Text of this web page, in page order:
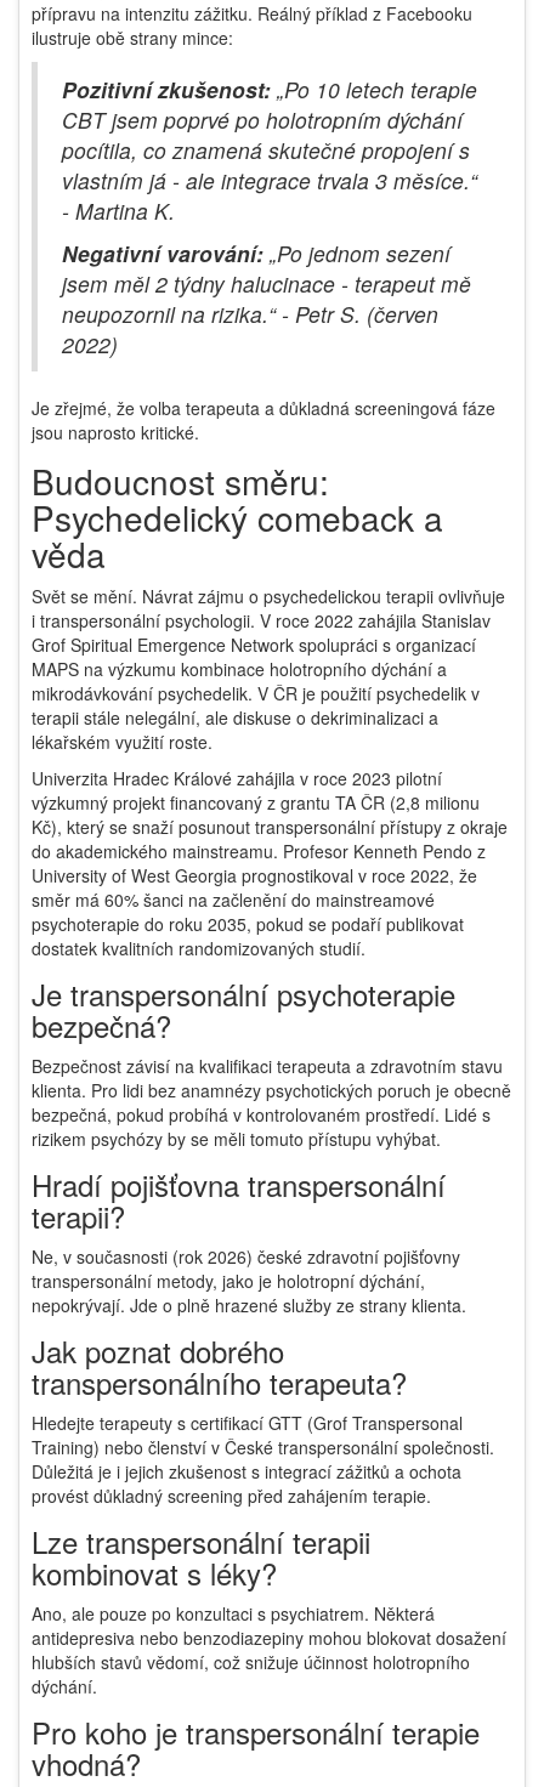
přípravu na intenzitu zážitku. Reálný příklad z Facebooku
ilustruje obě strany mince:
Pozitivní zkušenost: „Po 10 letech terapie
CBT jsem poprvé po holotropním dýchání
pocítila, co znamená skutečné propojení s
vlastním já - ale integrace trvala 3 měsíce.“
- Martina K.
Negativní varování: „Po jednom sezení
jsem měl 2 týdny halucinace - terapeut mě
neupozornil na rizika.“ - Petr S. (červen
2022)
Je zřejmé, že volba terapeuta a důkladná screeningová fáze
jsou naprosto kritické.
Budoucnost směru:
Psychedelický comeback a
věda
Svět se mění. Návrat zájmu o psychedelickou terapii ovlivňuje
i transpersonální psychologii. V roce 2022 zahájila Stanislav
Grof Spiritual Emergence Network spolupráci s organizací
MAPS na výzkumu kombinace holotropního dýchání a
mikrodávkování psychedelik. V ČR je použití psychedelik v
terapii stále nelegální, ale diskuse o dekriminalizaci a
lékařském využití roste.
Univerzita Hradec Králové zahájila v roce 2023 pilotní
výzkumný projekt financovaný z grantu TA ČR (2,8 milionu
Kč), který se snaží posunout transpersonální přístupy z okraje
do akademického mainstreamu. Profesor Kenneth Pendo z
University of West Georgia prognostikoval v roce 2022, že
směr má 60% šanci na začlenění do mainstreamové
psychoterapie do roku 2035, pokud se podaří publikovat
dostatek kvalitních randomizovaných studií.
Je transpersonální psychoterapie
bezpečná?
Bezpečnost závisí na kvalifikaci terapeuta a zdravotním stavu
klienta. Pro lidi bez anamnézy psychotických poruch je obecně
bezpečná, pokud probíhá v kontrolovaném prostředí. Lidé s
rizikem psychózy by se měli tomuto přístupu vyhýbat.
Hradí pojišťovna transpersonální
terapii?
Ne, v současnosti (rok 2026) české zdravotní pojišťovny
transpersonální metody, jako je holotropní dýchání,
nepokrývají. Jde o plně hrazené služby ze strany klienta.
Jak poznat dobrého
transpersonálního terapeuta?
Hledejte terapeuty s certifikací GTT (Grof Transpersonal
Training) nebo členství v České transpersonální společnosti.
Důležitá je i jejich zkušenost s integrací zážitků a ochota
provést důkladný screening před zahájením terapie.
Lze transpersonální terapii
kombinovat s léky?
Ano, ale pouze po konzultaci s psychiatrem. Některá
antidepresiva nebo benzodiazepiny mohou blokovat dosažení
hlubších stavů vědomí, což snižuje účinnost holotropního
dýchání.
Pro koho je transpersonální terapie
vhodná?